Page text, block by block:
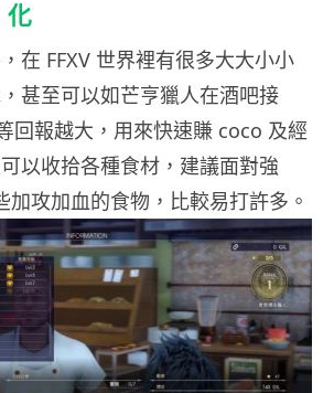
化
在 FFXV 世界裡有很多大大小小
甚至可以如芒亨獵人在酒吧接
回報越大，用來快速賺 coco 及經
以收拾各種食材，建議面對強
加攻加血的食物，比較易打許多。